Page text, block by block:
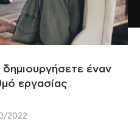
έναν
εργασίας
2022